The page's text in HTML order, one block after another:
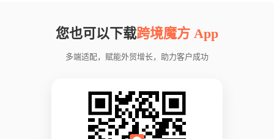
您也可以下载跨境魔方 App
多端适配，赋能外贸增长，助力客户成功